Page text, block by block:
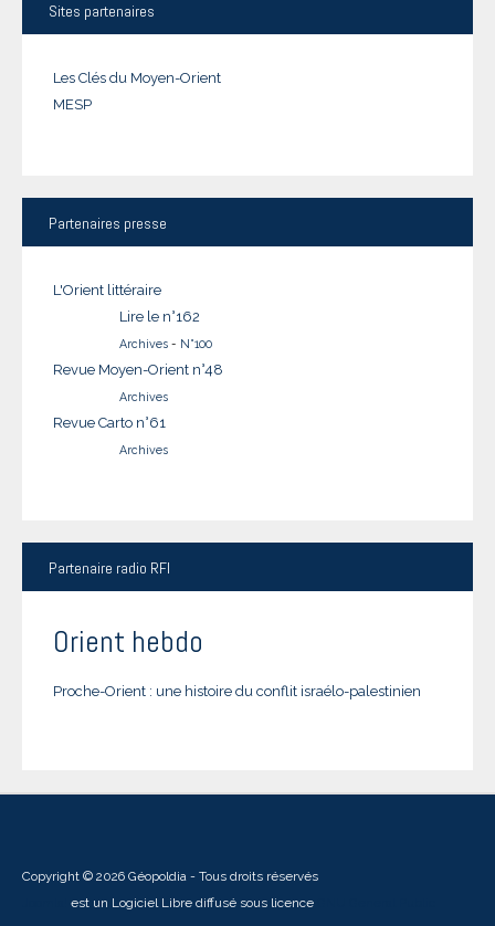
Sites partenaires
Les Clés du Moyen-Orient
MESP
Partenaires presse
L'Orient littéraire
Lire le n°162
Archives - N°100
Revue Moyen-Orient n°48
Archives
Revue Carto n°61
Archives
Partenaire radio RFI
Orient hebdo
Proche-Orient : une histoire du conflit israélo-palestinien
Copyright © 2026 Géopoldia - Tous droits réservés
est un Logiciel Libre diffusé sous licence